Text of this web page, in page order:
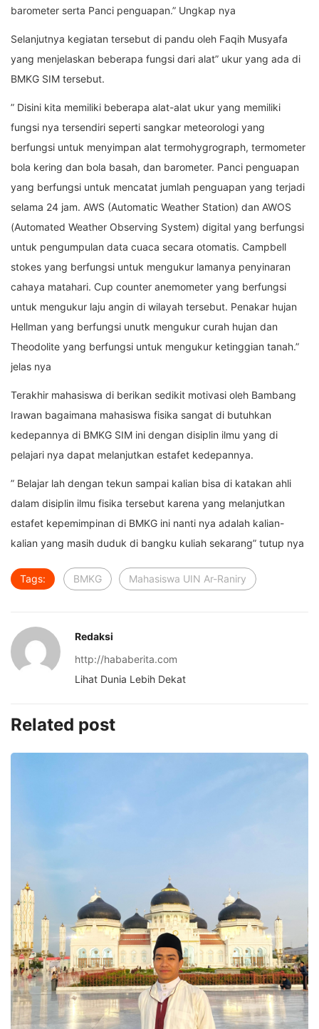
barometer serta Panci penguapan.” Ungkap nya
Selanjutnya kegiatan tersebut di pandu oleh Faqih Musyafa
yang menjelaskan beberapa fungsi dari alat” ukur yang ada di
BMKG SIM tersebut.
” Disini kita memiliki beberapa alat-alat ukur yang memiliki
fungsi nya tersendiri seperti sangkar meteorologi yang
berfungsi untuk menyimpan alat termohygrograph, termometer
bola kering dan bola basah, dan barometer. Panci penguapan
yang berfungsi untuk mencatat jumlah penguapan yang terjadi
selama 24 jam. AWS (Automatic Weather Station) dan AWOS
(Automated Weather Observing System) digital yang berfungsi
untuk pengumpulan data cuaca secara otomatis. Campbell
stokes yang berfungsi untuk mengukur lamanya penyinaran
cahaya matahari. Cup counter anemometer yang berfungsi
untuk mengukur laju angin di wilayah tersebut. Penakar hujan
Hellman yang berfungsi unutk mengukur curah hujan dan
Theodolite yang berfungsi untuk mengukur ketinggian tanah.”
jelas nya
Terakhir mahasiswa di berikan sedikit motivasi oleh Bambang
Irawan bagaimana mahasiswa fisika sangat di butuhkan
kedepannya di BMKG SIM ini dengan disiplin ilmu yang di
pelajari nya dapat melanjutkan estafet kedepannya.
” Belajar lah dengan tekun sampai kalian bisa di katakan ahli
dalam disiplin ilmu fisika tersebut karena yang melanjutkan
estafet kepemimpinan di BMKG ini nanti nya adalah kalian-
kalian yang masih duduk di bangku kuliah sekarang” tutup nya
Tags: BMKG Mahasiswa UIN Ar-Raniry
Redaksi
http://hababerita.com
Lihat Dunia Lebih Dekat
Related post